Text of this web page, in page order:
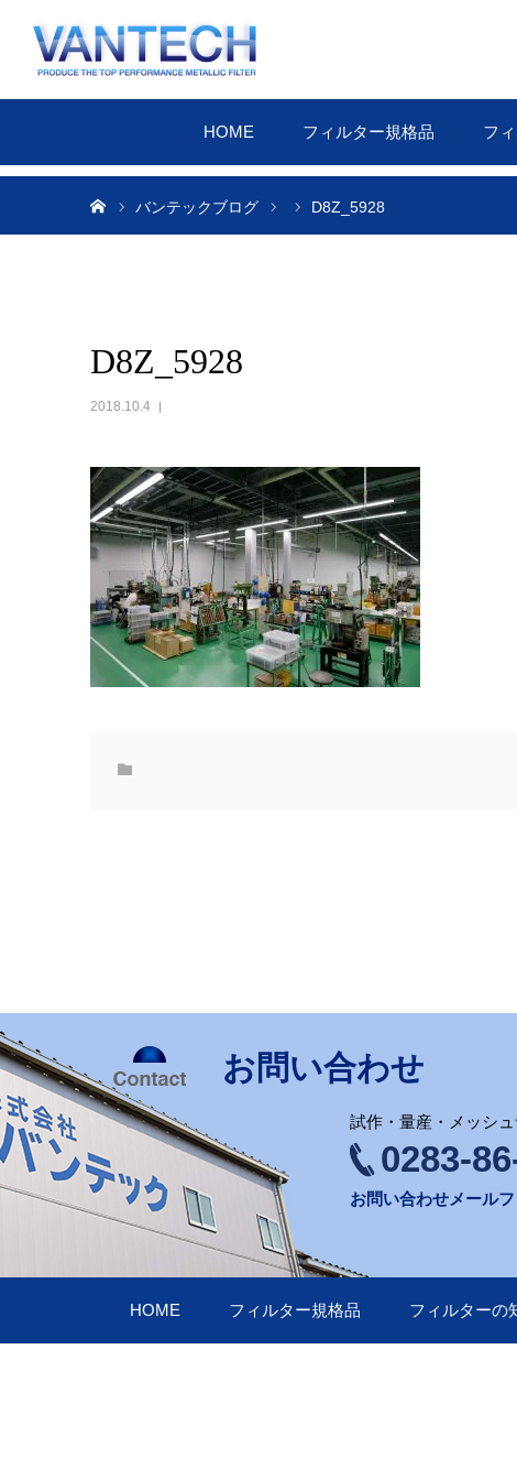
HOME フィルター規格品 フ
バンテックブログ D8Z_5928
D8Z_5928
2018.10.4
お問い合わせ
試作・量産・メッシ
0283-
お問い合わせメール
HOME フィルター規格品 フィルターの